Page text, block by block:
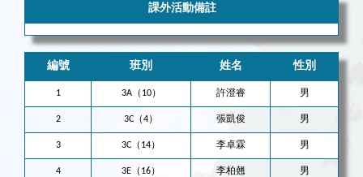
課外活動備註
編號 班別 姓名 性別
1 3A（10） 許澄睿 男
2 3C（4） 張凱俊 男
3 3C（14） 李卓霖 男
4 3E（16） 李柏翹 男